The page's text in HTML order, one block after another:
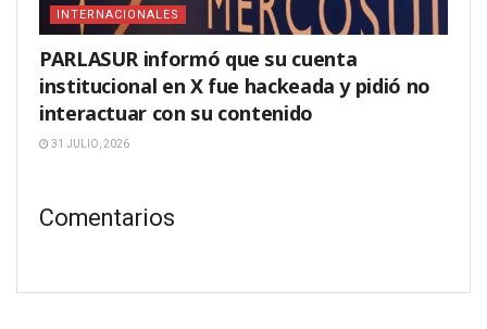
INTERNACIONALES
PARLASUR informó que su cuenta
institucional en X fue hackeada y pidió no
interactuar con su contenido
31 JULIO, 2026
Comentarios